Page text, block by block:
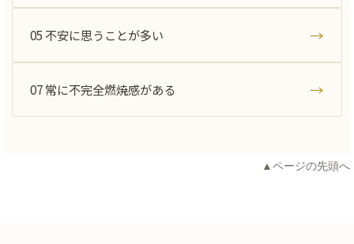
05 不安に思うことが多い
07 常に不完全燃焼感がある
▲ページの先頭へ